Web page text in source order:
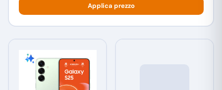
Applica prezzo